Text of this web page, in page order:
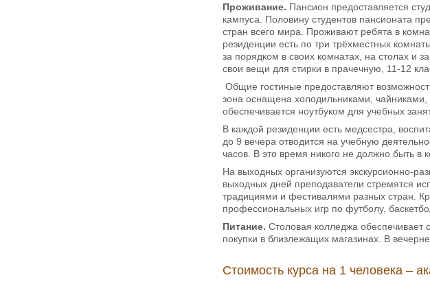
Проживание. Пансион предоставляется
кампуса. Половину студентов пансионата
стран всего мира. Проживают ребята в
резиденции есть по три трёхместных
за порядком в своих комнатах, на столах и
свои вещи для стирки в прачечную, 11-12
Общие гостиные предоставляют
зона оснащена холодильниками, чайниками,
обеспечивается ноутбуком для учебных
В каждой резиденции есть медсестра,
до 9 вечера отводится на учебную
часов. В это время никого не должно быть в
На выходных организуются экскурсионно-
выходных дней преподаватели стремятся
традициями и фестивалями разных стран.
профессиональных игр по футболу,
Питание. Столовая колледжа обеспечивает
покупки в близлежащих магазинах. В
Стоимость курса на 1 человека –